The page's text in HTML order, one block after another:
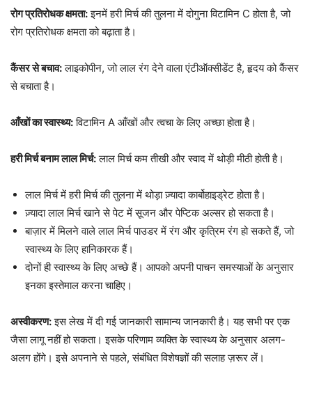
रोग प्रतिरोधक क्षमता:इनमें हरी मिर्च की तुलना में दोगुना विटामिन C होता है, जो
रोग प्रतिरोधक क्षमता को बढ़ाता है।
कैंसर से बचाव:लाइकोपीन, जो लाल रंग देने वाला एंटीऑक्सीडेंट है, हृदय को कैंसर
से बचाता है।
आँखों का स्वास्थ्य:विटामिन A आँखों और त्वचा के लिए अच्छा होता है।
हरी मिर्च बनाम लाल मिर्च:लाल मिर्च कम तीखी और स्वाद में थोड़ी मीठी होती है।
लाल मिर्च में हरी मिर्च की तुलना में थोड़ा ज़्यादा कार्बोहाइड्रेट होता है।
ज़्यादा लाल मिर्च खाने से पेट में सूजन और पेप्टिक अल्सर हो सकता है।
बाज़ार में मिलने वाले लाल मिर्च पाउडर में रंग और कृत्रिम रंग हो सकते हैं, जो
स्वास्थ्य के लिए हानिकारक हैं।
दोनों ही स्वास्थ्य के लिए अच्छे हैं। आपको अपनी पाचन समस्याओं के अनुसार
इनका इस्तेमाल करना चाहिए।
अस्वीकरण:इस लेख में दी गई जानकारी सामान्य जानकारी है। यह सभी पर एक
जैसा लागू नहीं हो सकता। इसके परिणाम व्यक्ति के स्वास्थ्य के अनुसार अलग-
अलग होंगे। इसे अपनाने से पहले, संबंधित विशेषज्ञों की सलाह ज़रूर लें।